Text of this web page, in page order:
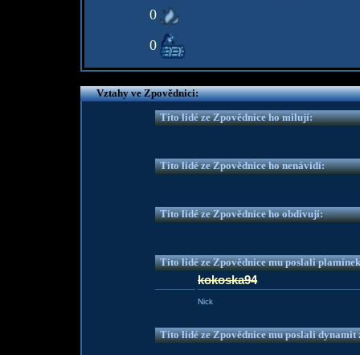
0
0
Vztahy ve Zpovědnici:
Tito lidé ze Zpovědnice ho milují:
Tito lidé ze Zpovědnice ho nenávidí:
Tito lidé ze Zpovědnice ho obdivují:
Tito lidé ze Zpovědnice mu poslali
kokoska94
Nick
Tito lidé ze Zpovědnice mu poslali dynamit